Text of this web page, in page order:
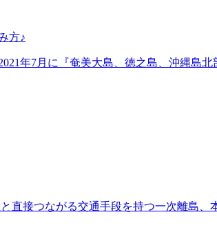
方♪
年7月に『奄美大島、徳之島、沖縄島
直接つながる交通手段を持つ一次離島